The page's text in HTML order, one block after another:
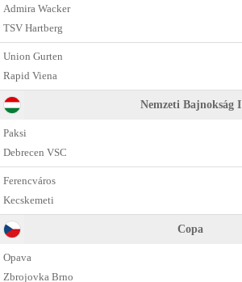
Admira Wacker
TSV Hartberg
Union Gurten
Rapid Viena
Nemzeti Bajnokság I
Paksi
Debrecen VSC
Ferencváros
Kecskemеti
Copa
Opava
Zbrojovka Brno